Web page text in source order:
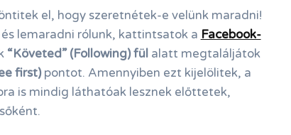
el, hogy szeretnétek-e velünk maradni!
lemaradni rólunk, kattintsatok a Facebook-
“Követed” (Following) fülalatt megtaláljátok
first)pontot. Amennyiben ezt kijelölitek, a
is mindig láthatóak lesznek előttetek,